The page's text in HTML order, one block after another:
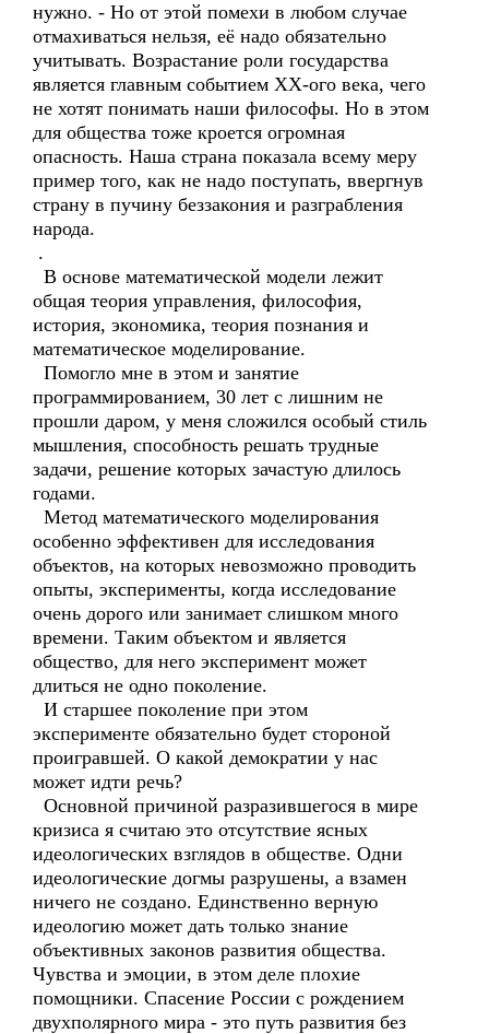
нужно. - Но от этой помехи в любом случае
отмахиваться нельзя, её надо обязательно
учитывать. Возрастание роли государства
является главным событием XX-ого века, чего
не хотят понимать наши философы. Но в этом
для общества тоже кроется огромная
опасность. Наша страна показала всему меру
пример того, как не надо поступать, ввергнув
страну в пучину беззакония и разграбления
народа.
.
В основе математической модели лежит
общая теория управления, философия,
история, экономика, теория познания и
математическое моделирование.
Помогло мне в этом и занятие
программированием, 30 лет с лишним не
прошли даром, у меня сложился особый стиль
мышления, способность решать трудные
задачи, решение которых зачастую длилось
годами.
Метод математического моделирования
особенно эффективен для исследования
объектов, на которых невозможно проводить
опыты, эксперименты, когда исследование
очень дорого или занимает слишком много
времени. Таким объектом и является
общество, для него эксперимент может
длиться не одно поколение.
И старшее поколение при этом
эксперименте обязательно будет стороной
проигравшей. О какой демократии у нас
может идти речь?
Основной причиной разразившегося в мире
кризиса я считаю это отсутствие ясных
идеологических взглядов в обществе. Одни
идеологические догмы разрушены, а взамен
ничего не создано. Единственно верную
идеологию может дать только знание
объективных законов развития общества.
Чувства и эмоции, в этом деле плохие
помощники. Спасение России с рождением
двухполярного мира - это путь развития без